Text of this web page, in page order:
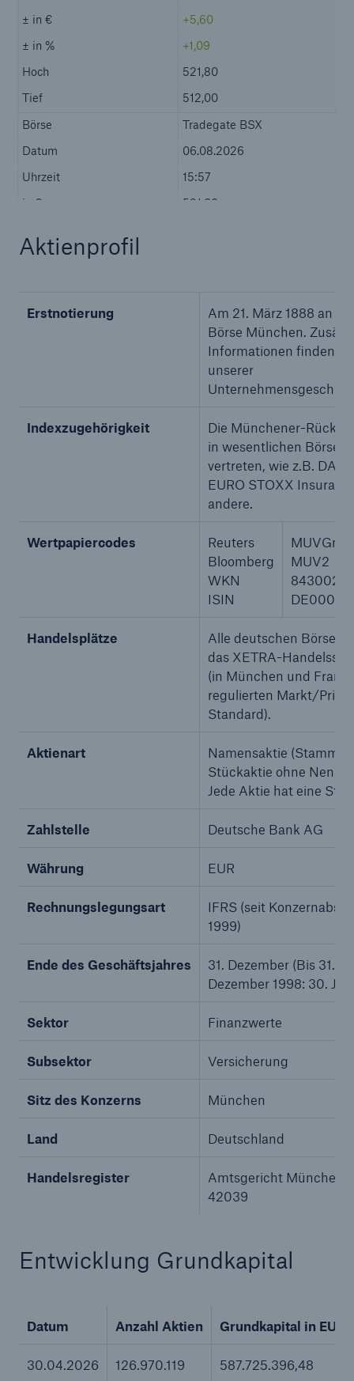
Aktienprofil
Erstnotierung
Am 21. März 1888 an
Börse München.
Informationen finden
unserer
Indexzugehörigkeit
Die Münchener-Rück-
in wesentlichen
vertreten, wie z.B. DAX
EURO STOXX
andere.
Wertpapiercodes
Reuters
Bloomberg
WKN
ISIN
MUVGn
MUV2
843002
Handelsplätze
Alle deutschen Börsen
das XETRA-
(in München und
regulierten Markt/Prime
Standard).
Aktienart
Namensaktie
Stückaktie ohne
Jede Aktie hat eine
Zahlstelle Deutsche Bank AG
Währung EUR
Rechnungslegungsart
IFRS (seit
1999)
Ende des Geschäftsjahres
31. Dezember (Bis 31.
Dezember 1998: 30.
Sektor Finanzwerte
Subsektor Versicherung
Sitz des Konzerns München
Land Deutschland
Handelsregister
Amtsgericht München
42039
Entwicklung Grundkapital
Datum Anzahl Aktien Grundkapital in EUR
30.04.2026 126.970.119 587.725.396,48
Cyber-Lösungen von Munich Re
Navigation schließen oder Escape-Taste drücken
Suche
Seite öffnen
Dividende
Aktienrückkauf